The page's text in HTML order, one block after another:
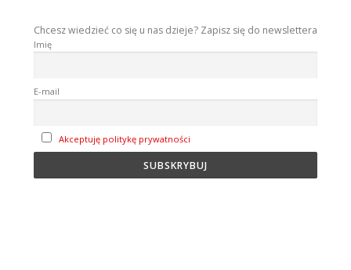
Chcesz wiedzieć co się u nas dzieje? Zapisz się do newslettera
Imię
E-mail
Akceptuję politykę prywatności